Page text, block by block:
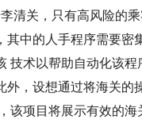
清关，只有高风险的
中的人手程序需要
技术以帮助自动化该
，设想通过将海关
该项目将展示有效的